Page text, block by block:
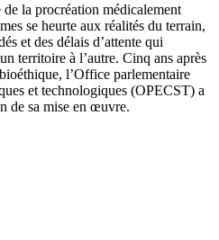
la procréation médicalement
se heurte aux réalités du terrain,
et des délais d’attente qui
territoire à l’autre. Cinq ans après
l’Office parlementaire
et technologiques (OPECST) a
de sa mise en œuvre.